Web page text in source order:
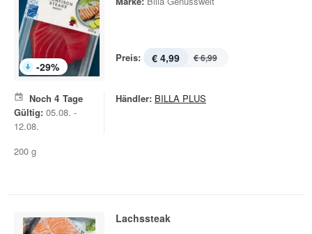
-29%
Preis: € 4,99 € 6,99
Noch 4 Tage
Gültig: 05.08. -
12.08.
Händler: BILLA PLUS
200 g
Lachssteak